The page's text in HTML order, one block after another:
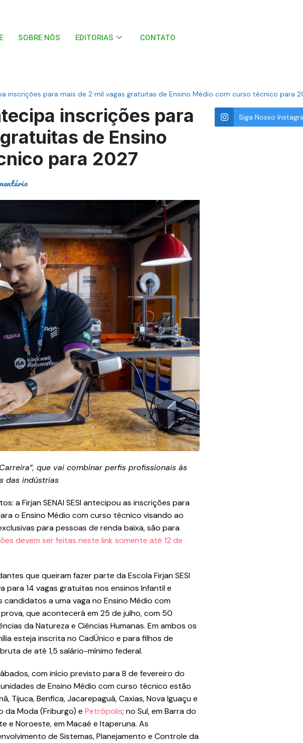
SOBRE NÓS EDITORIAS CONTATO
inscrições para mais de 2 mil vagas gratuitas de Ensino Médio com curso técnico para
inscrições para
de Ensino
para 2027
que vai combinar perfis profissionais às
das indústrias
a Firjan SENAI SESI antecipou as inscrições para
o Ensino Médio com curso técnico visando ao
para pessoas de renda baixa, são para
devem ser feitas neste link somente até 12 de
que queiram fazer parte da Escola Firjan SESI
14 vagas gratuitas nos ensinos Infantil e
a uma vaga no Ensino Médio com
que acontecerá em 25 de julho, com 50
da Natureza e Ciências Humanas. Em ambos os
esteja inscrita no CadÚnico e para filhos de
de até 1,5 salário-mínimo federal.
com início previsto para 8 de fevereiro do
de Ensino Médio com curso técnico estão
Tijuca, Benfica, Jacarepaguá, Caxias, Nova Iguaçu e
da Moda (Friburgo) e Petrópolis; no Sul, em Barra do
e Noroeste, em Macaé e Itaperuna. As
de Sistemas, Planejamento e Controle da
Siga Nosso